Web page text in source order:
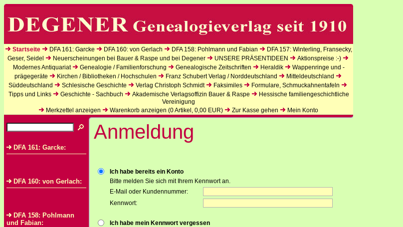
Startseite DFA 161: Garcke DFA 160: von Gerlach DFA 158: Pohlmann und Fabian
DFA 157: Winterling, Fransecky,
Geser, Seidel
Neuerscheinungen bei Bauer & Raspe und bei Degener UNSERE PRÄSENTIDEEN
Aktionspreise :-)
Modernes Antiquariat
Genealogie / Familienforschung Genealogische Zeitschriften Heraldik
Wappenringe und -
prägegeräte
Kirchen / Bibliotheken / Hochschulen Franz Schubert Verlag / Norddeutschland
Mitteldeutschland
Süddeutschland
Schlesische Geschichte Verlag Christoph Schmidt Faksimiles
Formulare, Schmuckahnentafeln
Tipps und Links
Geschichte - Sachbuch Akademische Verlagsoffizin Bauer & Raspe
Hessische familiengeschichtliche
Vereinigung
Merkzettel anzeigen
Warenkorb anzeigen (0Artikel, 0,00 EUR) Zur Kasse gehen Mein Konto
DFA 161: Garcke:
DFA 160: von Gerlach:
DFA 158: Pohlmann
und Fabian:
Anmeldung
Ich habe bereits ein Konto
Bitte melden Sie sich mit Ihrem Kennwort an.
E-Mail oder Kundennummer:
Kennwort:
Ich habe mein Kennwort vergessen